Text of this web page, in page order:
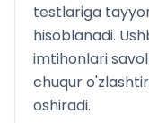
testlariga
hisoblanadi.
imtihonlari
chuqur
oshiradi.